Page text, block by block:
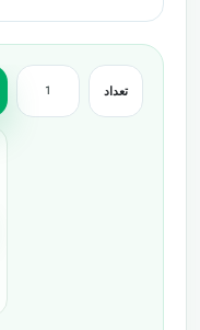
تعداد